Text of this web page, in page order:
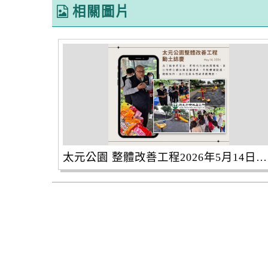
相關圖片
太元公園 整體改善工程2026年5月14日開工囉-1